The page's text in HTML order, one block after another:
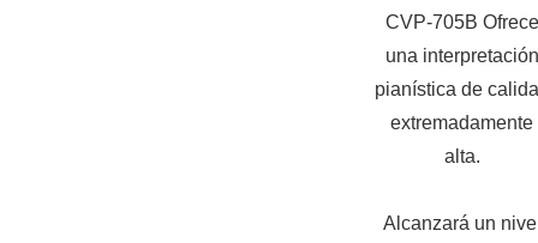
CVP-705B Ofrece
una interpretación
pianística de
extremadamente
alta.
Alcanzará un